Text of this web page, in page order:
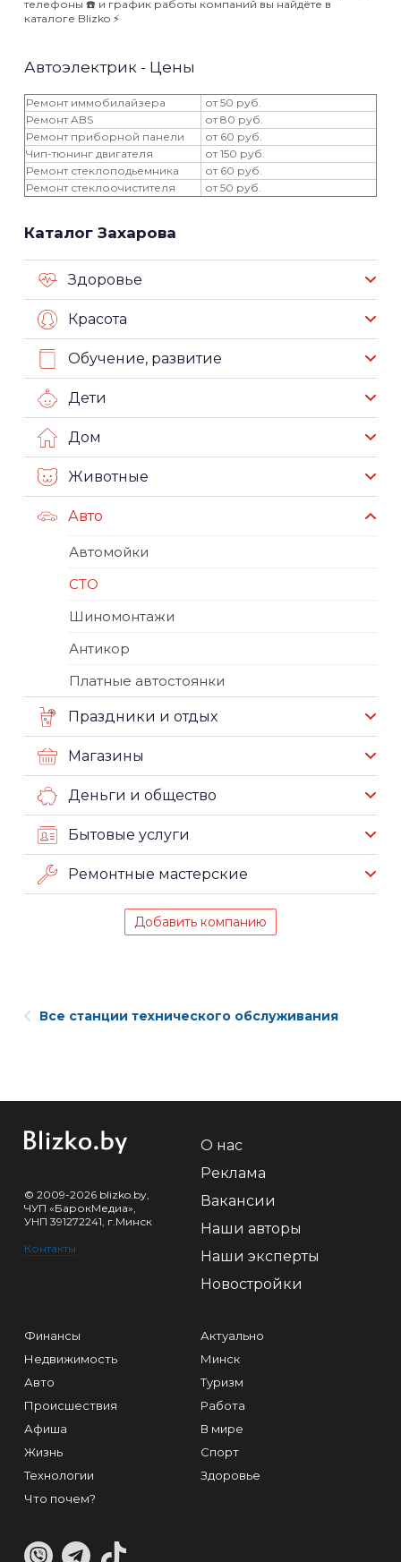
телефоны ☎️ и график работы компаний вы найдёте в
каталоге Blizko ⚡️
Автоэлектрик - Цены
Ремонт иммобилайзера
от 50 руб.
Ремонт ABS
от 80 руб.
Ремонт приборной панели
от 60 руб.
Чип-тюнинг двигателя
от 150 руб.
Ремонт стеклоподьемника
от 60 руб.
Ремонт стеклоочистителя
от 50 руб.
Каталог Захарова
Здоровье
Красота
Обучение, развитие
Дети
Дом
Животные
Авто
Автомойки
СТО
Шиномонтажи
Антикор
Платные автостоянки
Праздники и отдых
Магазины
Деньги и общество
Бытовые услуги
Ремонтные мастерские
Добавить компанию
Все станции технического обслуживания
© 2009-2026 blizko.by,
ЧУП «БарокМедиа»,
УНП 391272241, г.Минск
Контакты
О нас
Реклама
Вакансии
Наши авторы
Наши эксперты
Новостройки
Финансы
Недвижимость
Авто
Происшествия
Афиша
Жизнь
Технологии
Что почем?
Актуально
Минск
Туризм
Работа
В мире
Спорт
Здоровье